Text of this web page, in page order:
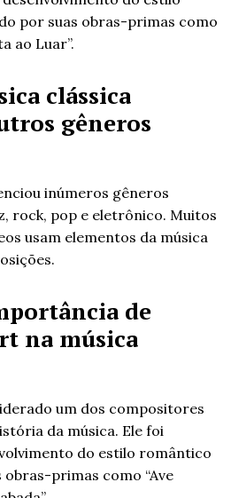
por suas obras-primas como
ao Luar”.
clássica
gêneros
inúmeros gêneros
rock, pop e eletrônico. Muitos
usam elementos da música
de
na música
um dos compositores
da música. Ele foi
do estilo romântico
primas como “Ave